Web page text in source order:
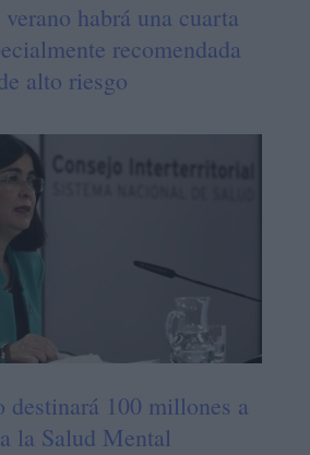
habrá una cuarta
recomendada
alto riesgo
destinará 100 millones a
la Salud Mental